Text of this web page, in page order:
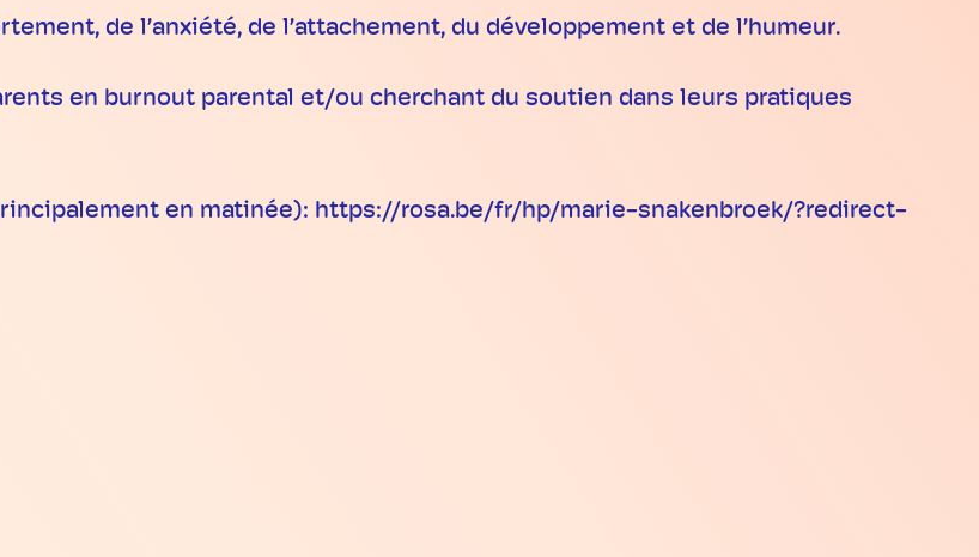
de l’anxiété, de l’attachement, du développement et de l’humeur.
en burnout parental et/ou cherchant du soutien dans leurs pratiques
en matinée): https://rosa.be/fr/hp/marie-snakenbroek/?redirect-